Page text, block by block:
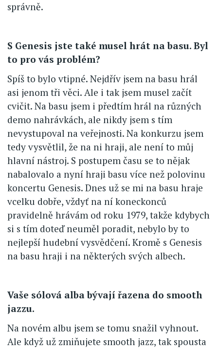
správně.
S Genesis jste také musel hrát na basu. Byl
to pro vás problém?
Spíš to bylo vtipné. Nejdřív jsem na basu hrál
asi jenom tři věci. Ale i tak jsem musel začít
cvičit. Na basu jsem i předtím hrál na různých
demo nahrávkách, ale nikdy jsem s tím
nevystupoval na veřejnosti. Na konkurzu jsem
tedy vysvětlil, že na ni hraji, ale není to můj
hlavní nástroj. S postupem času se to nějak
nabalovalo a nyní hraji basu více než polovinu
koncertu Genesis. Dnes už se mi na basu hraje
vcelku dobře, vždyť na ní koneckonců
pravidelně hrávám od roku 1979, takže kdybych
si s tím doteď neuměl poradit, nebylo by to
nejlepší hudební vysvědčení. Kromě s Genesis
na basu hraji i na některých svých albech.
Vaše sólová alba bývají řazena do smooth
jazzu.
Na novém albu jsem se tomu snažil vyhnout.
Ale když už zmiňujete smooth jazz, tak spousta